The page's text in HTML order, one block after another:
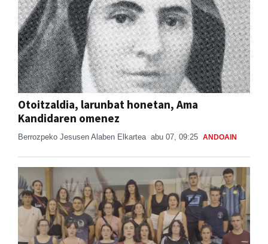
Otoitzaldia, larunbat honetan, Ama
Kandidaren omenez
Berrozpeko Jesusen Alaben Elkartea abu 07, 09:25 ANDOAIN